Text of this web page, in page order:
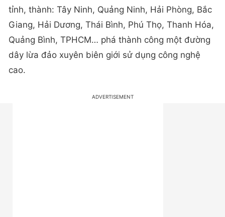
tỉnh, thành: Tây Ninh, Quảng Ninh, Hải Phòng, Bắc
Giang, Hải Dương, Thái Bình, Phú Thọ, Thanh Hóa,
Quảng Bình, TPHCM… phá thành công một đường
dây lừa đảo xuyên biên giới sử dụng công nghệ
cao.